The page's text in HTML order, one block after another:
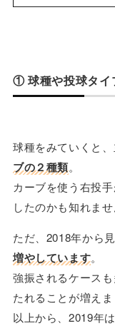
① 球種や投球タイ
球種をみていくと
ブの２種類。
カーブを使う右投
したのかも知れませ
ただ、2018年から
増やしています。
強振されるケース
たれることが増えま
以上から、2019年